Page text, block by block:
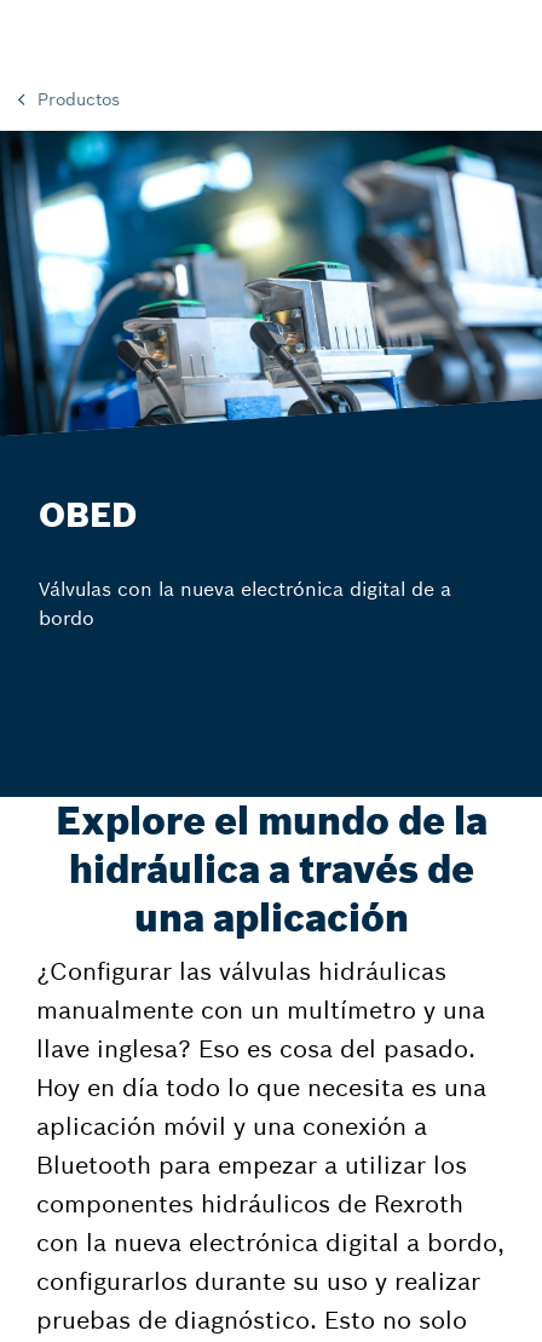
Productos
OBED
Válvulas con la nueva electrónica digital de a
bordo
Explore el mundo de la
hidráulica a través de
una aplicación
¿Configurar las válvulas hidráulicas
manualmente con un multímetro y una
llave inglesa? Eso es cosa del pasado.
Hoy en día todo lo que necesita es una
aplicación móvil y una conexión a
Bluetooth para empezar a utilizar los
componentes hidráulicos de Rexroth
con la nueva electrónica digital a bordo,
configurarlos durante su uso y realizar
pruebas de diagnóstico. Esto no solo